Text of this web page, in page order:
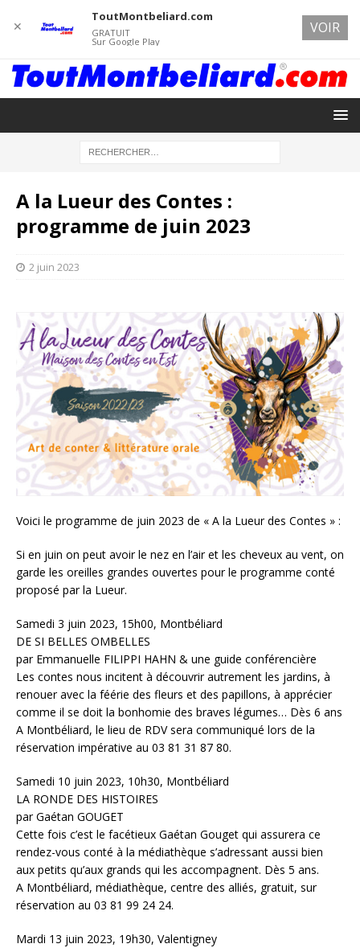
A la Lueur des Contes :
programme de juin 2023
2 juin 2023
Voici le programme de juin 2023 de « A la Lueur des Contes » :
Si en juin on peut avoir le nez en l’air et les cheveux au vent, on
garde les oreilles grandes ouvertes pour le programme conté
proposé par la Lueur.
Samedi 3 juin 2023, 15h00, Montbéliard
DE SI BELLES OMBELLES
par Emmanuelle FILIPPI HAHN & une guide conférencière
Les contes nous incitent à découvrir autrement les jardins, à
renouer avec la féérie des fleurs et des papillons, à apprécier
comme il se doit la bonhomie des braves légumes… Dès 6 ans
A Montbéliard, le lieu de RDV sera communiqué lors de la
réservation impérative au 03 81 31 87 80.
Samedi 10 juin 2023, 10h30, Montbéliard
LA RONDE DES HISTOIRES
par Gaétan GOUGET
Cette fois c’est le facétieux Gaétan Gouget qui assurera ce
rendez-vous conté à la médiathèque s’adressant aussi bien
aux petits qu’aux grands qui les accompagnent. Dès 5 ans.
A Montbéliard, médiathèque, centre des alliés, gratuit, sur
réservation au 03 81 99 24 24.
Mardi 13 juin 2023, 19h30, Valentigney
✕
ToutMontbeliard.com
GRATUIT
Sur Google Play
VOIR